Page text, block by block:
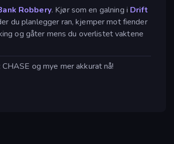
Robbery. Kjør som en galning i Drift
du planlegger ran, kjemper mot fiender
og gåter mens du overlistet vaktene
og mye mer akkurat nå!